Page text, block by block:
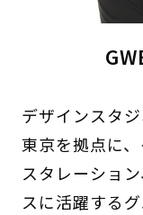
デザインスタ
東京を拠点に
スタレーショ
スに活躍する